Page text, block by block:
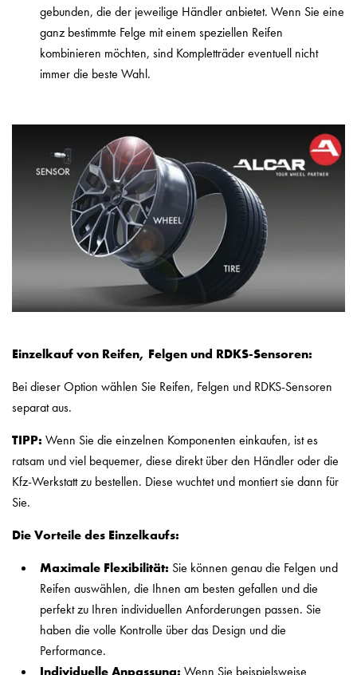
gebunden, die der jeweilige Händler anbietet. Wenn Sie eine
ganz bestimmte Felge mit einem speziellen Reifen
kombinieren möchten, sind Kompletträder eventuell nicht
immer die beste Wahl.
Einzelkauf von Reifen, Felgen und RDKS-Sensoren:
Bei dieser Option wählen Sie Reifen, Felgen und RDKS-Sensoren
separat aus.
TIPP: Wenn Sie die einzelnen Komponenten einkaufen, ist es
ratsam und viel bequemer, diese direkt über den Händler oder die
Kfz-Werkstatt zu bestellen. Diese wuchtet und montiert sie dann für
Sie.
Die Vorteile des Einzelkaufs:
Maximale Flexibilität: Sie können genau die Felgen und
Reifen auswählen, die Ihnen am besten gefallen und die
perfekt zu Ihren individuellen Anforderungen passen. Sie
haben die volle Kontrolle über das Design und die
Performance.